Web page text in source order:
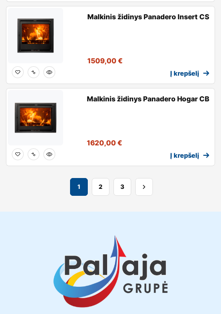
Malkinis židinys Panadero Insert CS
1509,00€
Į krepšelį
Malkinis židinys Panadero Hogar CB
1620,00€
Į krepšelį
1 2 3